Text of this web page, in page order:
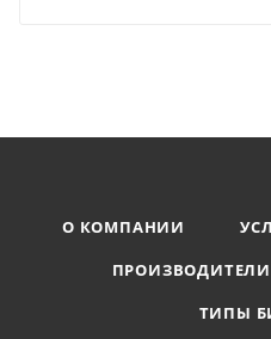
О КОМПАНИИ
ПРОИЗВОДИТЕЛИ
ТИПЫ